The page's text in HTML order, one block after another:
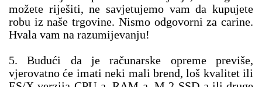
možete riješiti, ne savjetujemo vam da kupujete
robu iz naše trgovine. Nismo odgovorni za carine.
Hvala vam na razumijevanju!
5. Budući da je računarske opreme previše,
vjerovatno će imati neki mali brend, loš kvalitet ili